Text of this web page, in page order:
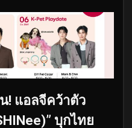
! แอลจีคว้าตัว
บุกไทย